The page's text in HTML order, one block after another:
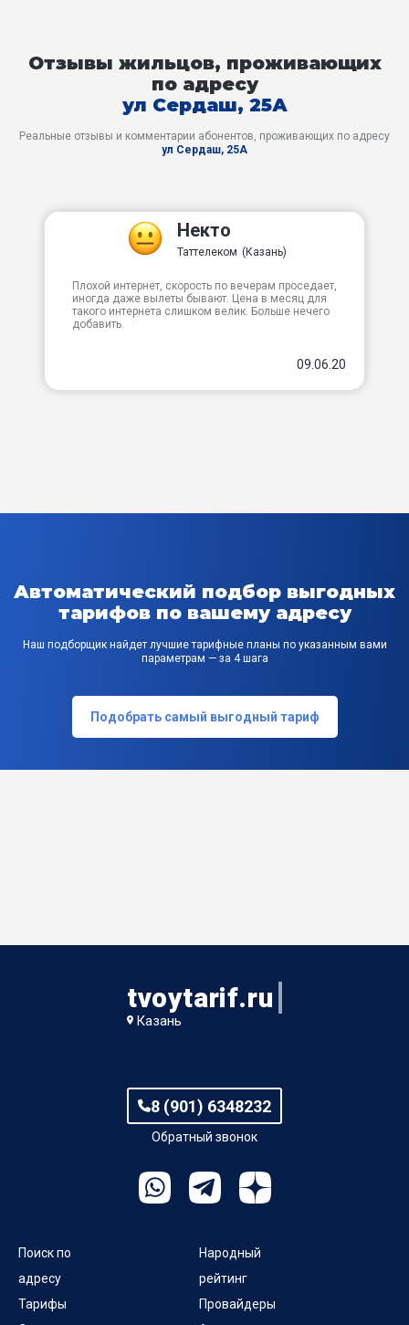
Отзывы жильцов, проживающих
по адресу
ул Сердаш, 25А
Реальные отзывы и комментарии абонентов, проживающих по адресу
ул Сердаш, 25А
Некто
Таттелеком (Казань)
Плохой интернет, скорость по вечерам проседает,
иногда даже вылеты бывают. Цена в месяц для
такого интернета слишком велик. Больше нечего
добавить.
09.06.20
Автоматический подбор выгодных
тарифов по вашему адресу
Наш подборщик найдет лучшие тарифные планы по указанным вами
параметрам — за 4 шага
Подобрать самый выгодный тариф
tvoytarif.ru
Казань
8 (901) 6348232
Обратный звонок
Поиск по
адресу
Тарифы
Народный
рейтинг
Провайдеры